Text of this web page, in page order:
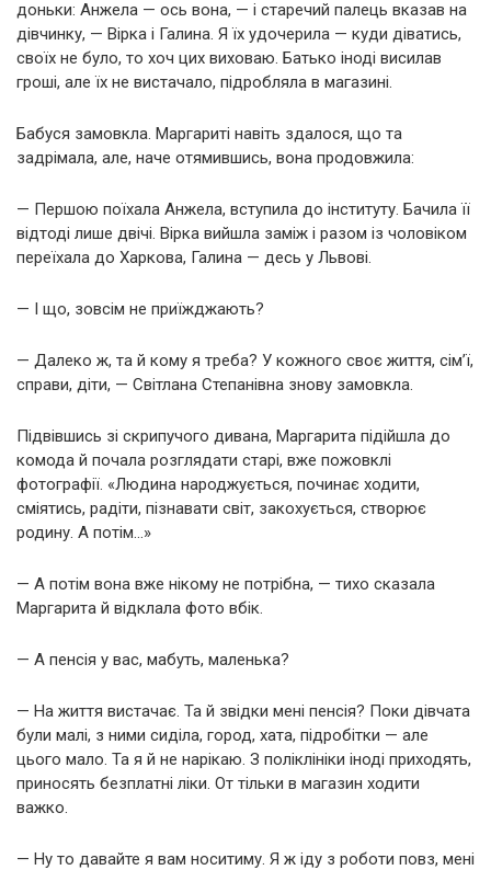
доньки: Анжела — ось вона, — і старечий палець вказав на
дівчинку, — Вірка і Галина. Я їх удочерила — куди діватись,
своїх не було, то хоч цих виховаю. Батько іноді висилав
гроші, але їх не вистачало, підробляла в магазині.
Бабуся замовкла. Маргариті навіть здалося, що та
задрімала, але, наче отямившись, вона продовжила:
— Першою поїхала Анжела, вступила до інституту. Бачила її
відтоді лише двічі. Вірка вийшла заміж і разом із чоловіком
переїхала до Харкова, Галина — десь у Львові.
— І що, зовсім не приїжджають?
— Далеко ж, та й кому я треба? У кожного своє життя, сім’ї,
справи, діти, — Світлана Степанівна знову замовкла.
Підвівшись зі скрипучого дивана, Маргарита підійшла до
комода й почала розглядати старі, вже пожовклі
фотографії. «Людина народжується, починає ходити,
сміятись, радіти, пізнавати світ, закохується, створює
родину. А потім…»
— А потім вона вже нікому не потрібна, — тихо сказала
Маргарита й відклала фото вбік.
— А пенсія у вас, мабуть, маленька?
— На життя вистачає. Та й звідки мені пенсія? Поки дівчата
були малі, з ними сиділа, город, хата, підробітки — але
цього мало. Та я й не нарікаю. З поліклініки іноді приходять,
приносять безплатні ліки. От тільки в магазин ходити
важко.
— Ну то давайте я вам носитиму. Я ж іду з роботи повз, мені